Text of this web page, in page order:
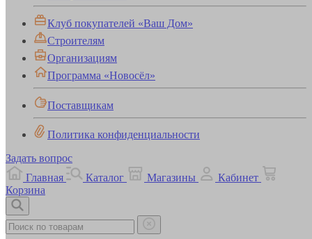
Клуб покупателей «Ваш Дом»
Строителям
Организациям
Программа «Новосёл»
Поставщикам
Политика конфиденциальности
Задать вопрос
Главная
Каталог Магазины
Кабинет
Корзина